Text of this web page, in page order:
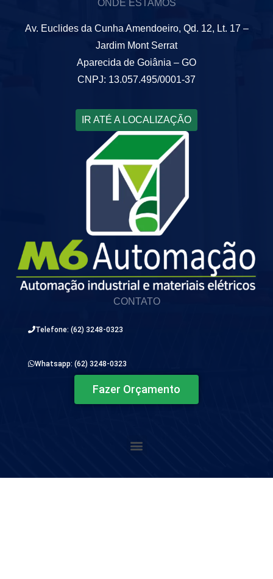
ONDE ESTAMOS
Av. Euclides da Cunha Amendoeiro, Qd. 12, Lt. 17 –
Jardim Mont Serrat
Aparecida de Goiânia – GO
CNPJ: 13.057.495/0001-37
IR ATÉ A LOCALIZAÇÃO
CONTATO
Telefone: (62) 3248-0323
Whatsapp: (62) 3248-0323
Fazer Orçamento